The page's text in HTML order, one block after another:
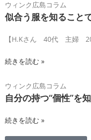
ウィンク広島コラム
似合う服を知ること
【H.Kさん 40代 主婦
続きを読む »
ウィンク広島コラム
自分の持つ“個性”を
続きを読む »